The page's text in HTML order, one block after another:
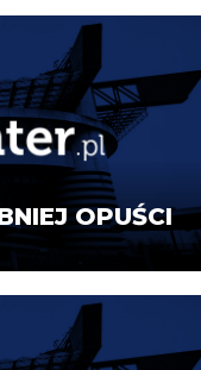
OPUŚCI